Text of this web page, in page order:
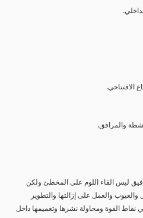
ليس القاء اللوم على المخطئ ولكن
والعمل على إزالتها والتطوير
القوة ومحاولة نشرها وتعميمها داخل